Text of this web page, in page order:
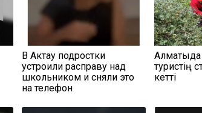
В Актау подростки
устроили расправу над
школьником и сняли это
на телефон
Алматыда
туристің
кетті